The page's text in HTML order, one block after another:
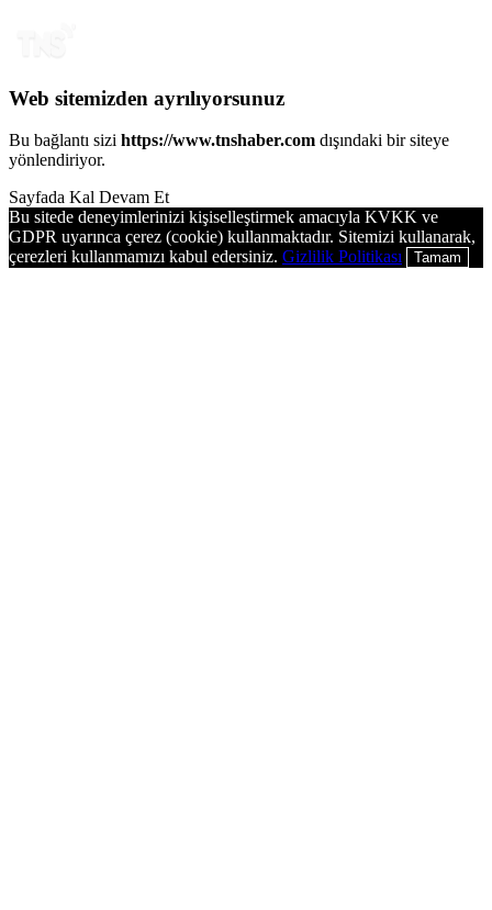
Web sitemizden ayrılıyorsunuz
Bu bağlantı sizi https://www.tnshaber.com dışındaki bir siteye
yönlendiriyor.
Sayfada Kal Devam Et
Bu sitede deneyimlerinizi kişiselleştirmek amacıyla KVKK ve
GDPR uyarınca çerez (cookie) kullanmaktadır. Sitemizi kullanarak,
çerezleri kullanmamızı kabul edersiniz. Gizlilik Politikası Tamam